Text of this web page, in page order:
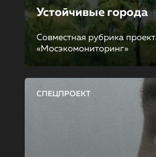
Устойчивые города
Совместная рубрика
«Мосэкомониторинг»
СПЕЦПРОЕКТ